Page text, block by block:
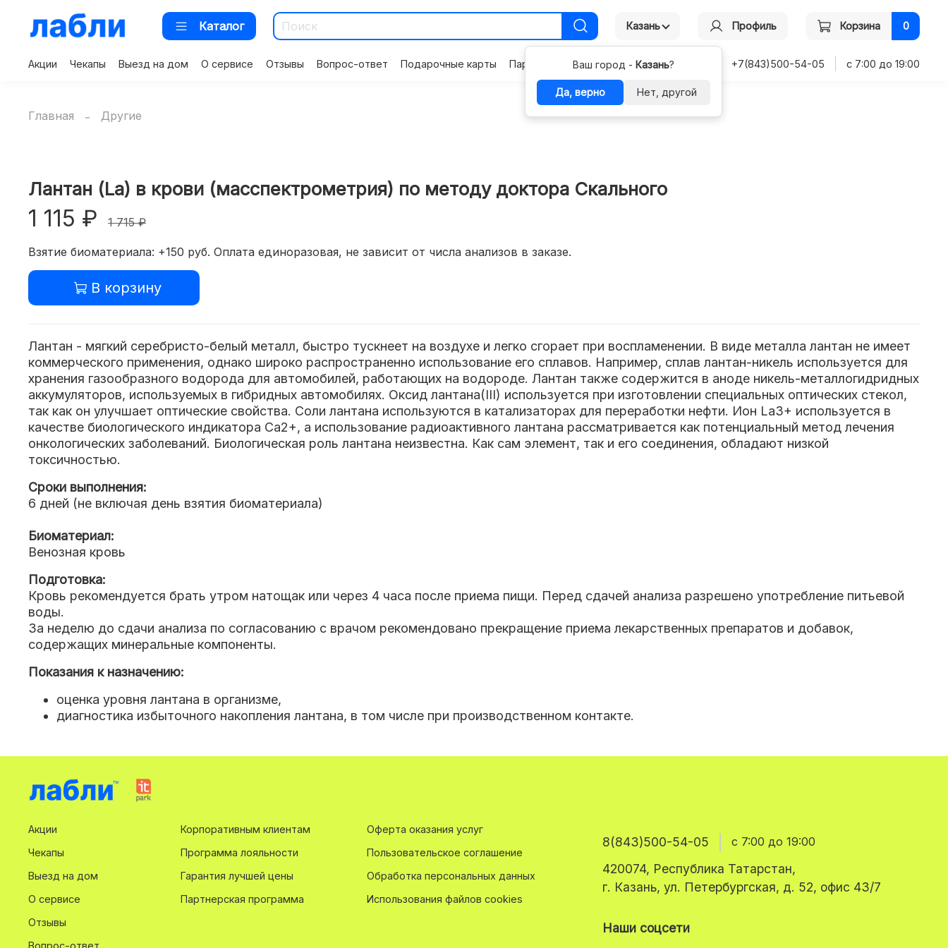
Каталог Казань
Ваш город - Казань?
Да, верно Нет, другой
Профиль Корзина 0
Акции Чекапы Выезд на дом О сервисе Отзывы Вопрос-ответ Подарочные карты Партнерам Контакты +7(843)500-54-05 с 7:00 до 19:00
Главная Другие
Лантан (La) в крови (масспектрометрия) по методу доктора Скального
1 115 ₽ 1 715 ₽
Взятие биоматериала: +150 руб. Оплата единоразовая, не зависит от числа анализов в заказе.
В корзину
Лантан - мягкий серебристо-белый металл, быстро тускнеет на воздухе и легко сгорает при воспламенении. В виде металла лантан не имеет
коммерческого применения, однако широко распространенно использование его сплавов. Например, сплав лантан-никель используется для
хранения газообразного водорода для автомобилей, работающих на водороде. Лантан также содержится в аноде никель-металлогидридных
аккумуляторов, используемых в гибридных автомобилях. Оксид лантана(III) используется при изготовлении специальных оптических стекол,
так как он улучшает оптические свойства. Соли лантана используются в катализаторах для переработки нефти. Ион La3+ используется в
качестве биологического индикатора Ca2+, а использование радиоактивного лантана рассматривается как потенциальный метод лечения
онкологических заболеваний. Биологическая роль лантана неизвестна. Как сам элемент, так и его соединения, обладают низкой
токсичностью.
Сроки выполнения:
6 дней (не включая день взятия биоматериала)
Биоматериал:
Венозная кровь
Подготовка:
Кровь рекомендуется брать утром натощак или через 4 часа после приема пищи. Перед сдачей анализа разрешено употребление питьевой
воды.
За неделю до сдачи анализа по согласованию с врачом рекомендовано прекращение приема лекарственных препаратов и добавок,
содержащих минеральные компоненты.
Показания к назначению:
оценка уровня лантана в организме,
диагностика избыточного накопления лантана, в том числе при производственном контакте.
Акции
Чекапы
Выезд на дом
О сервисе
Отзывы
Вопрос-ответ
Корпоративным клиентам
Программа лояльности
Гарантия лучшей цены
Партнерская программа
Оферта оказания услуг
Пользовательское соглашение
Обработка персональных данных
Использования файлов cookies
8(843)500-54-05 с 7:00 до 19:00
420074, Республика Татарстан,
г. Казань, ул. Петербургская, д. 52, офис 43/7
Наши соцсети